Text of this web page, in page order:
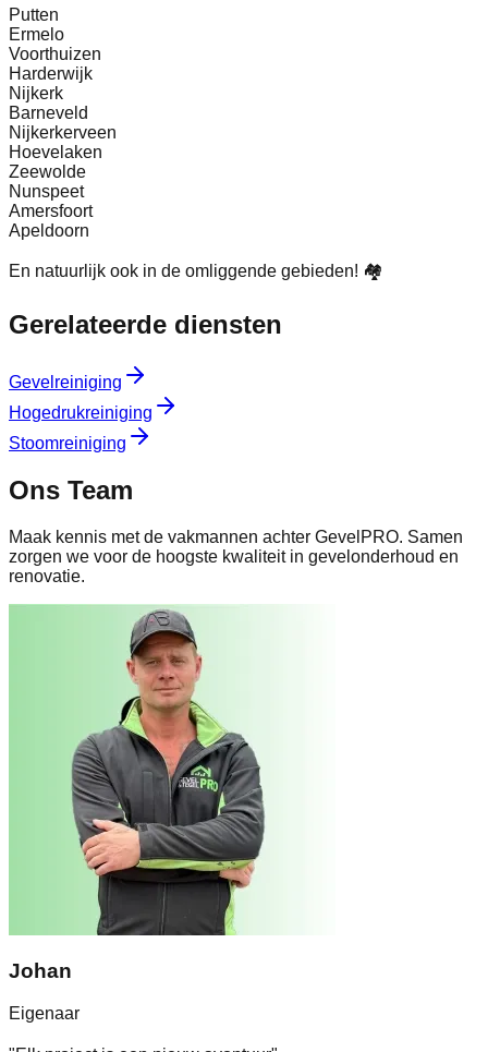
Putten
Ermelo
Voorthuizen
Harderwijk
Nijkerk
Barneveld
Nijkerkerveen
Hoevelaken
Zeewolde
Nunspeet
Amersfoort
Apeldoorn
En natuurlijk ook in de omliggende gebieden! 🏘️
Gerelateerde diensten
Gevelreiniging
Hogedrukreiniging
Stoomreiniging
Ons Team
Maak kennis met de vakmannen achter GevelPRO. Samen
zorgen we voor de hoogste kwaliteit in gevelonderhoud en
renovatie.
Johan
Eigenaar